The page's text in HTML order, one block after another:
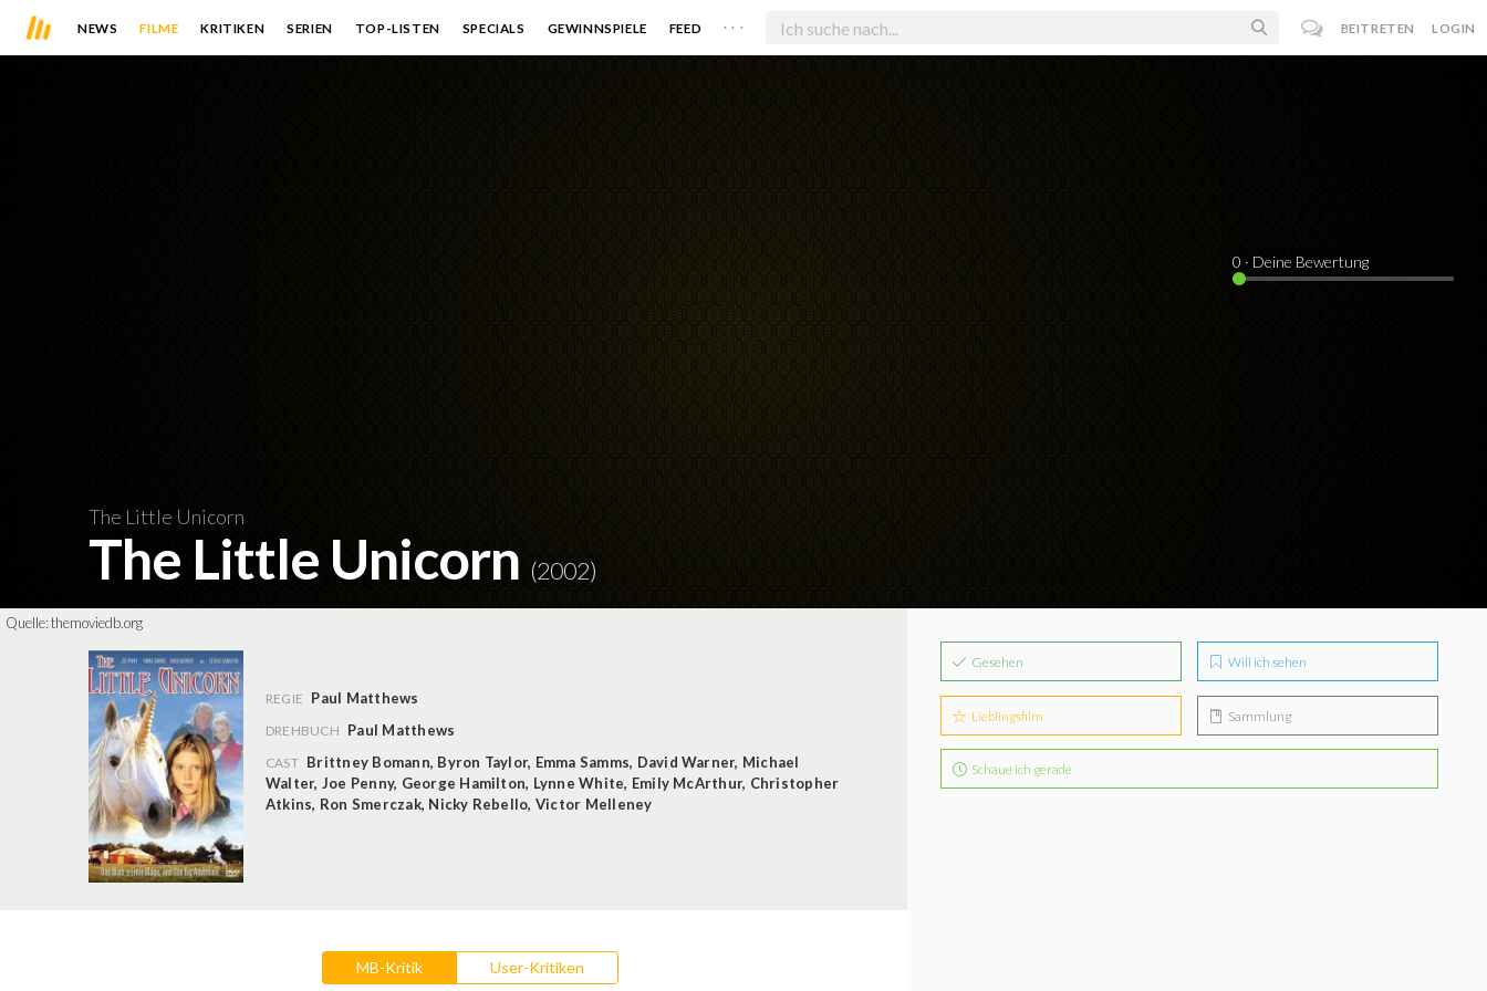
NEWS FILME KRITIKEN SERIEN TOP-LISTEN SPECIALS GEWINNSPIELE FEED . . . BEITRETEN LOGIN
The Little Unicorn
The Little Unicorn (2002)
0 · Deine Bewertung
Quelle:themoviedb.org
REGIE Paul Matthews
DREHBUCH Paul Matthews
CAST Brittney Bomann, Byron Taylor, Emma Samms, David Warner, Michael
Walter, Joe Penny, George Hamilton, Lynne White, Emily McArthur, Christopher
Atkins, Ron Smerczak, Nicky Rebello, Victor Melleney
MB-Kritik User-Kritiken
Gesehen Will ich sehen
Lieblingsfilm Sammlung
Schaue ich gerade